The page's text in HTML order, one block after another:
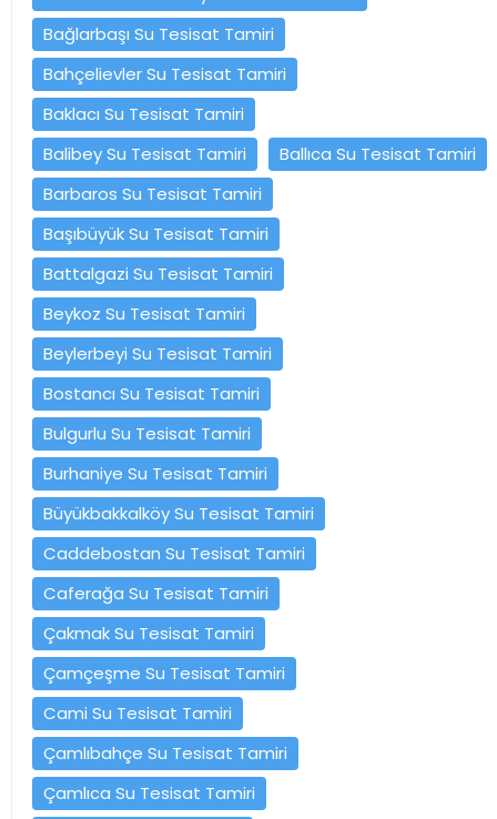
Bağlarbaşı Su Tesisat Tamiri
Bahçelievler Su Tesisat Tamiri
Baklacı Su Tesisat Tamiri
Balibey Su Tesisat Tamiri
Ballıca Su Tesisat Tamiri
Barbaros Su Tesisat Tamiri
Başıbüyük Su Tesisat Tamiri
Battalgazi Su Tesisat Tamiri
Beykoz Su Tesisat Tamiri
Beylerbeyi Su Tesisat Tamiri
Bostancı Su Tesisat Tamiri
Bulgurlu Su Tesisat Tamiri
Burhaniye Su Tesisat Tamiri
Büyükbakkalköy Su Tesisat Tamiri
Caddebostan Su Tesisat Tamiri
Caferağa Su Tesisat Tamiri
Çakmak Su Tesisat Tamiri
Çamçeşme Su Tesisat Tamiri
Cami Su Tesisat Tamiri
Çamlıbahçe Su Tesisat Tamiri
Çamlıca Su Tesisat Tamiri